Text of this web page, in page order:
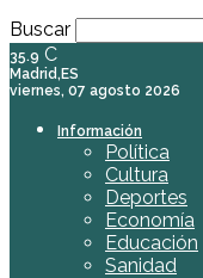
Buscar
35.9 C
Madrid,ES
viernes, 07 agosto 2026
Información
Política
Cultura
Deportes
Economía
Educación
Sanidad